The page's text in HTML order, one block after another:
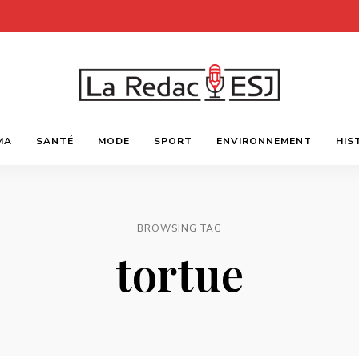
LA
ESJ
des
étudiants
SANTÉ MODE SPORT ENVIRONNEMENT
BROWSING TAG
tortue